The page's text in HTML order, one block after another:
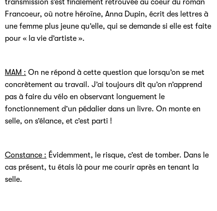
transmission s’est finalement retrouvée au coeur du roman
Francoeur, où notre héroïne, Anna Dupin, écrit des lettres à
une femme plus jeune qu’elle, qui se demande si elle est faite
pour « la vie d’artiste ».
MAM : On ne répond à cette question que lorsqu’on se met
concrètement au travail. J’ai toujours dit qu’on n’apprend
pas à faire du vélo en observant longuement le
fonctionnement d’un pédalier dans un livre. On monte en
selle, on s’élance, et c’est parti !
Constance : Évidemment, le risque, c’est de tomber. Dans le
cas présent, tu étais là pour me courir après en tenant la
selle.